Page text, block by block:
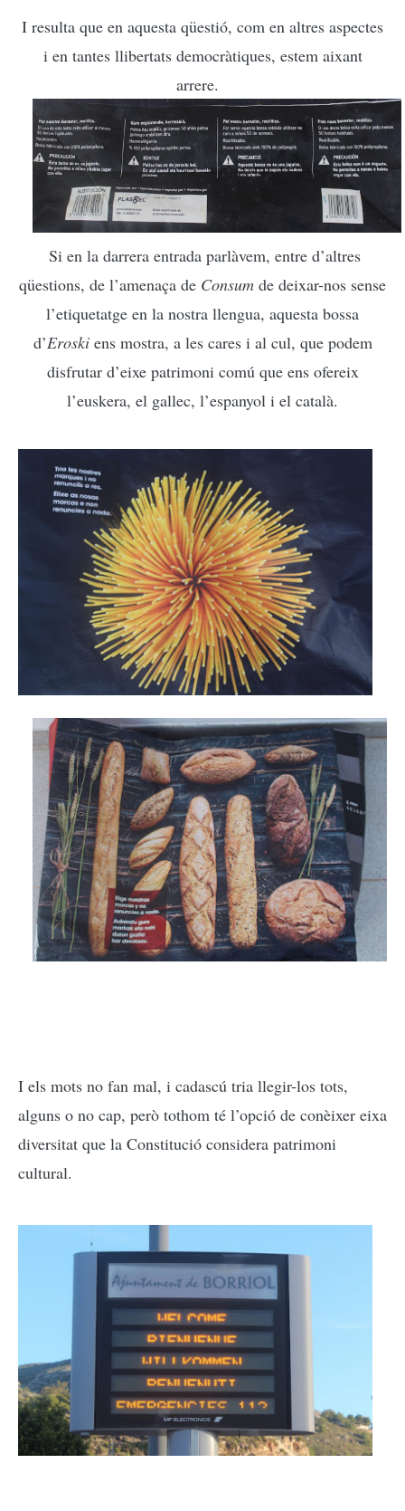
I resulta que en aquesta qüestió, com en altres aspectes
i en tantes llibertats democràtiques, estem aixant
arrere.
Si en la darrera entrada parlàvem, entre d’altres
qüestions, de l’amenaça de Consum de deixar-nos sense
l’etiquetatge en la nostra llengua, aquesta bossa
d’Eroskiens mostra, a les cares i al cul, que podem
disfrutar d’eixe patrimoni comú que ens ofereix
l’euskera, el gallec, l’espanyol i el català.
I els mots no fan mal, i cadascú tria llegir-los tots,
alguns o no cap, però tothom té l’opció de conèixer eixa
diversitat que la Constitució considera patrimoni
cultural.